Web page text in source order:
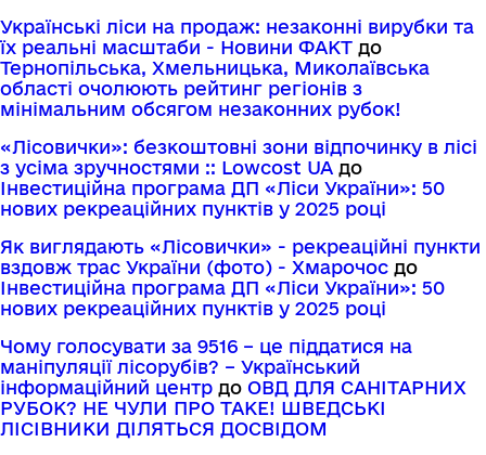
Українські ліси на продаж: незаконні вирубки та
їх реальні масштаби - Новини ФАКТ до
Тернопільська, Хмельницька, Миколаївська
області очолюють рейтинг регіонів з
мінімальним обсягом незаконних рубок!
«Лісовички»: безкоштовні зони відпочинку в лісі
з усіма зручностями :: Lowcost UA до
Інвестиційна програма ДП «Ліси України»: 50
нових рекреаційних пунктів у 2025 році
Як виглядають «Лісовички» - рекреаційні пункти
вздовж трас України (фото) - Хмарочос до
Інвестиційна програма ДП «Ліси України»: 50
нових рекреаційних пунктів у 2025 році
Чому голосувати за 9516 – це піддатися на
маніпуляції лісорубів? – Український
інформаційний центр до ОВД ДЛЯ САНІТАРНИХ
РУБОК? НЕ ЧУЛИ ПРО ТАКЕ! ШВЕДСЬКІ
ЛІСІВНИКИ ДІЛЯТЬСЯ ДОСВІДОМ